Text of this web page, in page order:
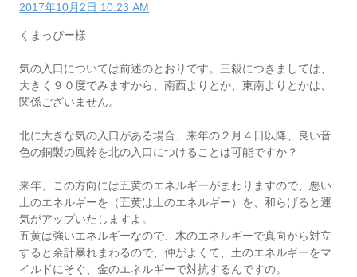
2017年10月2日 10:23 AM
くまっぴー様
気の入口については前述のとおりです。三殺につきましては、
大きく９０度でみますから、南西よりとか、東南よりとかは、
関係ございません。
北に大きな気の入口がある場合、来年の２月４日以降、良い音
色の銅製の風鈴を北の入口につけることは可能ですか？
来年、この方向には五黄のエネルギーがまわりますので、悪い
土のエネルギーを（五黄は土のエネルギー）を、和らげると運
気がアップいたしますよ。
五黄は強いエネルギーなので、木のエネルギーで真向から対立
すると余計暴れまわるので、仲がよくて、土のエネルギーをマ
イルドにそぐ、金のエネルギーで対抗するんですの。